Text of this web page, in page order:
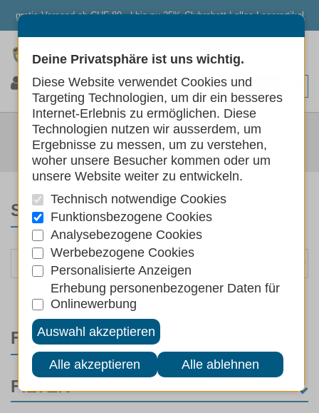
gratis Versand ab CHF 80.- | bis zu 25% Clubrabatt | alles Lagerartikel
0 0 0
SCHUHE
Hunde Hundebekleidung Schuhe
SORTIEREN NACH
FILTER
FILTER
Deine Privatsphäre ist uns wichtig.
Diese Website verwendet Cookies und
Targeting Technologien, um dir ein besseres
Internet-Erlebnis zu ermöglichen. Diese
Technologien nutzen wir ausserdem, um
Ergebnisse zu messen, um zu verstehen,
woher unsere Besucher kommen oder um
unsere Website weiter zu entwickeln.
Technisch notwendige Cookies
Funktionsbezogene Cookies
Analysebezogene Cookies
Werbebezogene Cookies
Personalisierte Anzeigen
Erhebung personenbezogener Daten für
Onlinewerbung